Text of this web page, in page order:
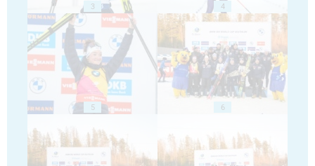
3 4
5 6